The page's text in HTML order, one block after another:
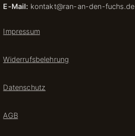
E-Mail: kontakt@ran-an-den-fuchs.de
Impressum
Widerrufsbelehrung
Datenschutz
AGB